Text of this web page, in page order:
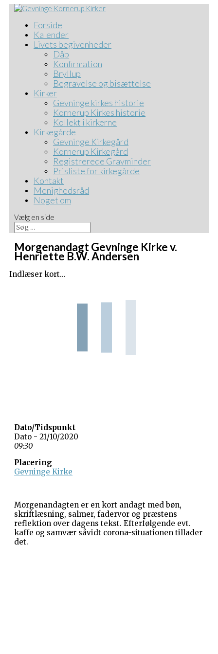
Forside
Kalender
Livets begivenheder
Dåb
Konfirmation
Bryllup
Begravelse og bisættelse
Kirker
Gevninge kirkes historie
Kornerup Kirkes historie
Kollekt i kirkerne
Kirkegårde
Gevninge Kirkegård
Kornerup Kirkegård
Registrerede Gravminder
Prisliste for kirkegårde
Kontakt
Menighedsråd
Noget om
Vælg en side
Morgenandagt Gevninge Kirke v.
Henriette B.W. Andersen
Indlæser kort...
Dato/Tidspunkt
Dato - 21/10/2020
09:30
Placering
Gevninge Kirke
Morgenandagten er en kort andagt med bøn,
skriftlæsning, salmer, fadervor og præstens
reflektion over dagens tekst. Efterfølgende evt.
kaffe og samvær såvidt corona-situationen tillader
det.